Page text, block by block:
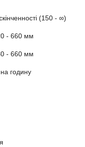
(150 - ∞)
- 660 мм
- 660 мм
годину